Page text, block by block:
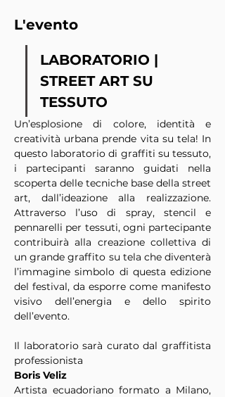
L'evento
LABORATORIO |
STREET ART SU
TESSUTO
Un’esplosione di colore, identità e
creatività urbana prende vita su tela! In
questo laboratorio di graffiti su tessuto,
i partecipanti saranno guidati nella
scoperta delle tecniche base della street
art, dall’ideazione alla realizzazione.
Attraverso l’uso di spray, stencil e
pennarelli per tessuti, ogni partecipante
contribuirà alla creazione collettiva di
un grande graffito su tela che diventerà
l’immagine simbolo di questa edizione
del festival, da esporre come manifesto
visivo dell’energia e dello spirito
dell’evento.
Il laboratorio sarà curato dal graffitista
professionista
Boris Veliz
Artista ecuadoriano formato a Milano,